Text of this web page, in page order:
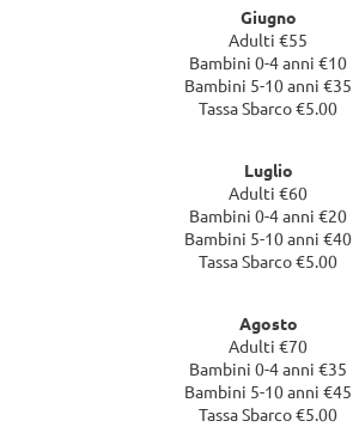
Giugno
Adulti €55
Bambini 0-4 anni €10
Bambini 5-10 anni €35
Tassa Sbarco €5.00
Luglio
Adulti €60
Bambini 0-4 anni €20
Bambini 5-10 anni €40
Tassa Sbarco €5.00
Agosto
Adulti €70
Bambini 0-4 anni €35
Bambini 5-10 anni €45
Tassa Sbarco €5.00